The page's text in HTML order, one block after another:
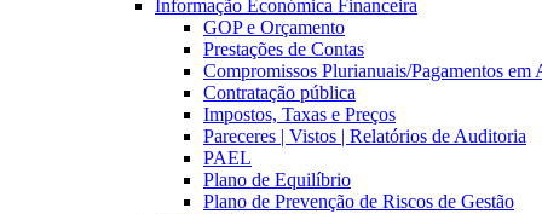
Informação Económica Financeira
GOP e Orçamento
Prestações de Contas
Compromissos Plurianuais/Pagamentos em
Contratação pública
Impostos, Taxas e Preços
Pareceres | Vistos | Relatórios de Auditoria
PAEL
Plano de Equilíbrio
Plano de Prevenção de Riscos de Gestão